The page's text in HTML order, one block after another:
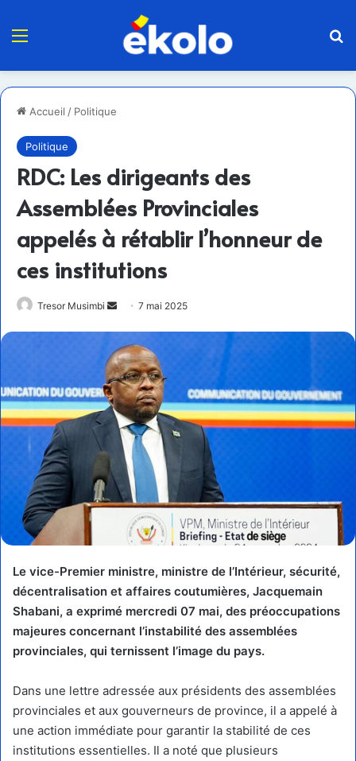
Menu
Accueil / Politique
Politique
RDC: Les dirigeants des
Assemblées Provinciales
appelés à rétablir l’honneur de
ces institutions
Tresor Musimbi
Envoyer
courriel
7 mai 2025
Le vice-Premier ministre, ministre de l’Intérieur, sécurité,
décentralisation et affaires coutumières, Jacquemain
Shabani, a exprimé mercredi 07 mai, des préoccupations
majeures concernant l’instabilité des assemblées
provinciales, qui ternissent l’image du pays.
Dans une lettre adressée aux présidents des assemblées
provinciales et aux gouverneurs de province, il a appelé à
une action immédiate pour garantir la stabilité de ces
institutions essentielles. Il a noté que plusieurs